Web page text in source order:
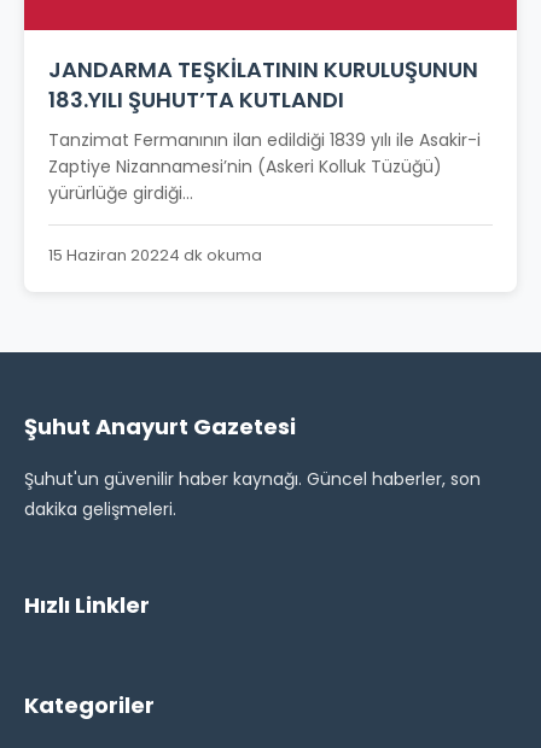
JANDARMA TEŞKİLATININ KURULUŞUNUN
183.YILI ŞUHUT’TA KUTLANDI
Tanzimat Fermanının ilan edildiği 1839 yılı ile Asakir-i
Zaptiye Nizannamesi’nin (Askeri Kolluk Tüzüğü)
yürürlüğe girdiği...
15 Haziran 20224 dk okuma
Şuhut Anayurt Gazetesi
Şuhut'un güvenilir haber kaynağı. Güncel haberler, son
dakika gelişmeleri.
Hızlı Linkler
Kategoriler